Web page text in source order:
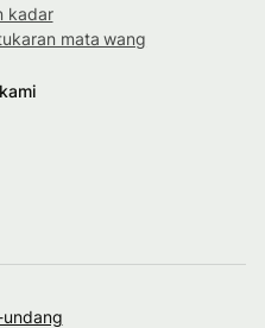
kadar
mata wang